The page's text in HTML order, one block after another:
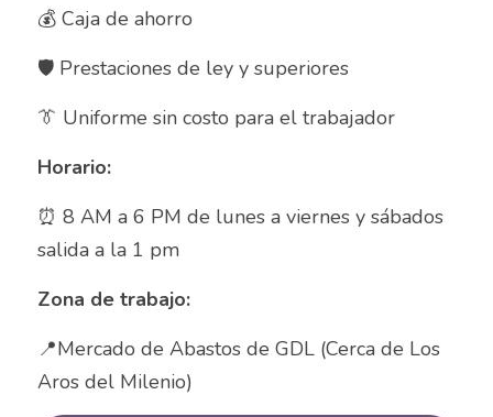
Auditor de calidad
Auxiliar administrativo
AUXILIAR ADMINISTRATIVO CONTABLE
Auxiliar Contable
Auxiliar de almacén
Auxiliar de cajas
💰 Caja de ahorro
🛡️ Prestaciones de ley y superiores
👔 Uniforme sin costo para el trabajador
Horario:
⏰️ 8 AM a 6 PM de lunes a viernes y sábados
salida a la 1 pm
Zona de trabajo:
📍Mercado de Abastos de GDL (Cerca de Los
Aros del Milenio)